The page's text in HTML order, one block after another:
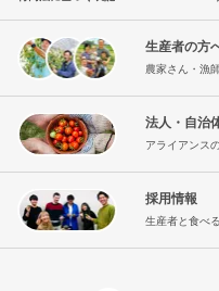
生産者の方
農家さん・漁
法人・自治
アライアンス
採用情報
生産者と食べ